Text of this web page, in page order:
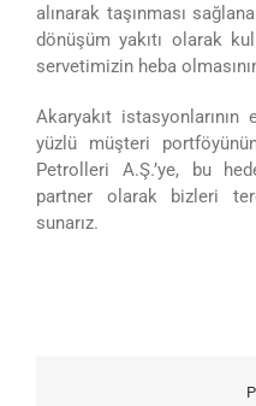
alınarak taşınması
dönüşüm yakıtı olarak
servetimizin heba
Akaryakıt istasyonlarının
yüzlü müşteri portföyünün
Petrolleri A.Ş.’ye, bu
partner olarak bizleri
sunarız.